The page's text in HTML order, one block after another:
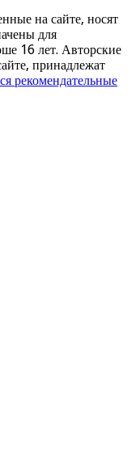
на сайте, носят
для
16 лет. Авторские
принадлежат
рекомендательные